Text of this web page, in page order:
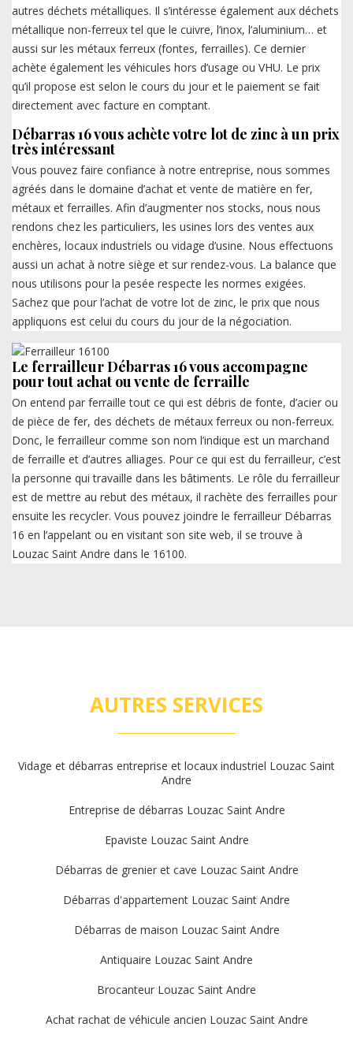
autres déchets métalliques. Il s’intéresse également aux déchets
métallique non-ferreux tel que le cuivre, l’inox, l’aluminium… et
aussi sur les métaux ferreux (fontes, ferrailles). Ce dernier
achète également les véhicules hors d’usage ou VHU. Le prix
qu’il propose est selon le cours du jour et le paiement se fait
directement avec facture en comptant.
Débarras 16 vous achète votre lot de zinc à un prix
très intéressant
Vous pouvez faire confiance à notre entreprise, nous sommes
agréés dans le domaine d’achat et vente de matière en fer,
métaux et ferrailles. Afin d’augmenter nos stocks, nous nous
rendons chez les particuliers, les usines lors des ventes aux
enchères, locaux industriels ou vidage d’usine. Nous effectuons
aussi un achat à notre siège et sur rendez-vous. La balance que
nous utilisons pour la pesée respecte les normes exigées.
Sachez que pour l’achat de votre lot de zinc, le prix que nous
appliquons est celui du cours du jour de la négociation.
Le ferrailleur Débarras 16 vous accompagne
pour tout achat ou vente de ferraille
On entend par ferraille tout ce qui est débris de fonte, d’acier ou
de pièce de fer, des déchets de métaux ferreux ou non-ferreux.
Donc, le ferrailleur comme son nom l’indique est un marchand
de ferraille et d’autres alliages. Pour ce qui est du ferrailleur, c’est
la personne qui travaille dans les bâtiments. Le rôle du ferrailleur
est de mettre au rebut des métaux, il rachète des ferrailles pour
ensuite les recycler. Vous pouvez joindre le ferrailleur Débarras
16 en l’appelant ou en visitant son site web, il se trouve à
Louzac Saint Andre dans le 16100.
AUTRES SERVICES
Vidage et débarras entreprise et locaux industriel Louzac Saint
Andre
Entreprise de débarras Louzac Saint Andre
Epaviste Louzac Saint Andre
Débarras de grenier et cave Louzac Saint Andre
Débarras d'appartement Louzac Saint Andre
Débarras de maison Louzac Saint Andre
Antiquaire Louzac Saint Andre
Brocanteur Louzac Saint Andre
Achat rachat de véhicule ancien Louzac Saint Andre